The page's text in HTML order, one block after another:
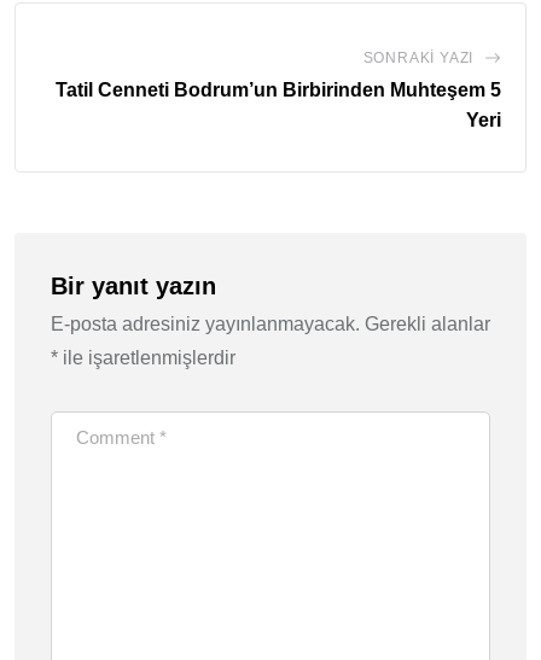
SONRAKI YAZI
Tatil Cenneti Bodrum’un Birbirinden Muhteşem 5
Yeri
Bir yanıt yazın
E-posta adresiniz yayınlanmayacak. Gerekli alanlar
* ile işaretlenmişlerdir